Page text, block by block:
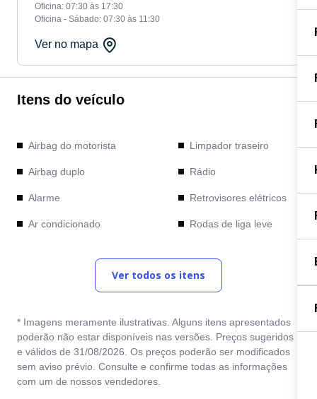
Oficina: 07:30 às 17:30
Oficina - Sábado: 07:30 às 11:30
Ver no mapa
Itens do veículo
Airbag do motorista
Airbag duplo
Alarme
Ar condicionado
Computador de bordo
Direção hidráulica
Entrada USB
Freio ABS
Limpador traseiro
Rádio
Retrovisores elétricos
Rodas de liga leve
estacionamento traseiro
Travas elétricas
Vidros elétricos
Volante com Regulagem
de Altura
Ver todos os itens
* Imagens meramente ilustrativas. Alguns itens apresentados
poderão não estar disponíveis nas versões. Preços sugeridos
e válidos de 31/08/2026. Os preços poderão ser modificados
sem aviso prévio. Consulte e confirme todas as informações
com um de nossos vendedores.